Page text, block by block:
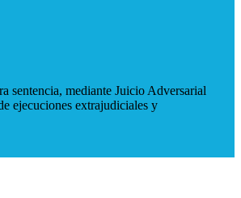
sentencia, mediante Juicio Adversarial
ejecuciones extrajudiciales y